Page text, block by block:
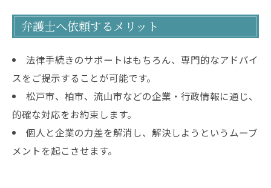
弁護士へ依頼するメリット
法律手続きのサポートはもちろん、専門的なアドバイ
スをご提示することが可能です。
松戸市、柏市、流山市などの企業・行政情報に通じ、
的確な対応をお約束します。
個人と企業の力差を解消し、解決しようというムーブ
メントを起こさせます。